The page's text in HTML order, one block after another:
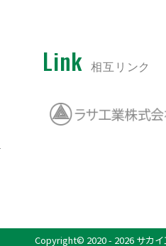
Link 相互リンク
Copyright©️ 2020 - 2026 サカ